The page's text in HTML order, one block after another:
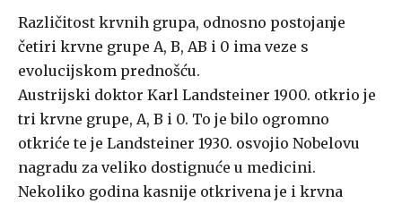
Različitost krvnih grupa, odnosno postojanje
četiri krvne grupe A, B, AB i 0 ima veze s
evolucijskom prednošću.
Austrijski doktor Karl Landsteiner 1900. otkrio je
tri krvne grupe, A, B i 0. To je bilo ogromno
otkriće te je Landsteiner 1930. osvojio Nobelovu
nagradu za veliko dostignuće u medicini.
Nekoliko godina kasnije otkrivena je i krvna